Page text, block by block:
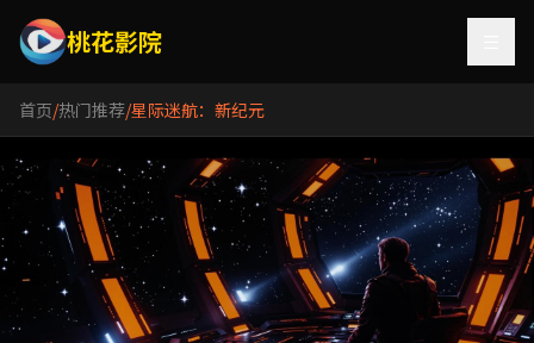
桃花影院
首页/热门推荐/星际迷航：新纪元